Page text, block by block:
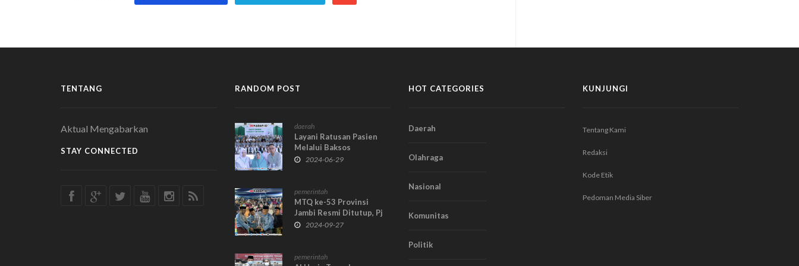
TENTANG
Aktual Mengabarkan
STAY CONNECTED
RANDOM POST
daerah
Layani Ratusan Pasien
Melalui Baksos
Kesehatan
2024-06-29
pemerintah
MTQ ke-53 Provinsi
Jambi Resmi Ditutup, Pj
Bupati Kerinci:
Kekukarangan
2024-09-27
pemerintah
HOT CATEGORIES
Daerah
Olahraga
Nasional
Komunitas
Politik
KUNJUNGI
Tentang Kami
Redaksi
Kode Etik
Pedoman Media Siber